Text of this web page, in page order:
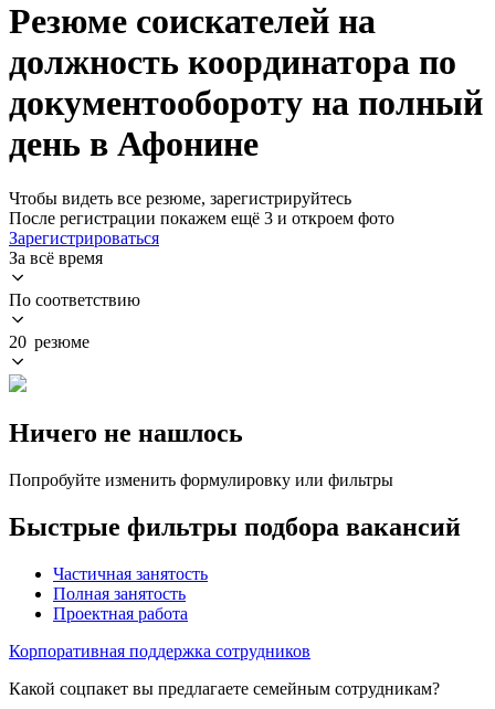
Резюме соискателей на
должность координатора по
документообороту на полный
день в Афонине
Чтобы видеть все резюме, зарегистрируйтесь
После регистрации покажем ещё 3 и откроем фото
Зарегистрироваться
За всё время
По соответствию
20 резюме
Ничего не нашлось
Попробуйте изменить формулировку или фильтры
Быстрые фильтры подбора вакансий
Частичная занятость
Полная занятость
Проектная работа
Корпоративная поддержка сотрудников
Какой соцпакет вы предлагаете семейным сотрудникам?